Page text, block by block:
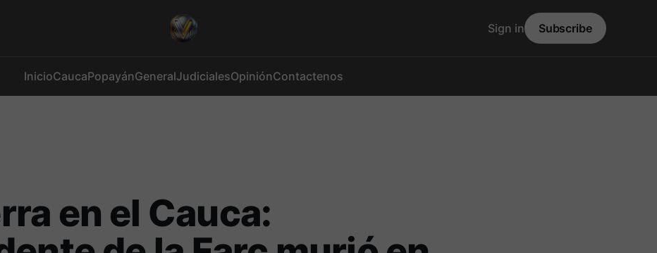
InicioCaucaPopayánGeneralJudicialesOpiniónContactenos
Sign in Subscribe
en el Cauca: